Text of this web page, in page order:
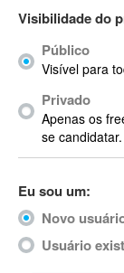
ACID Pro
ACPI
Acrobat
Acrobat X
Acronis
ACT
Actimize
ActionScript
ActionScript 3
Visibilidade do
Público
Visível para
Privado
Apenas os
se candidatar.
Eu sou um:
Novo
Usuário